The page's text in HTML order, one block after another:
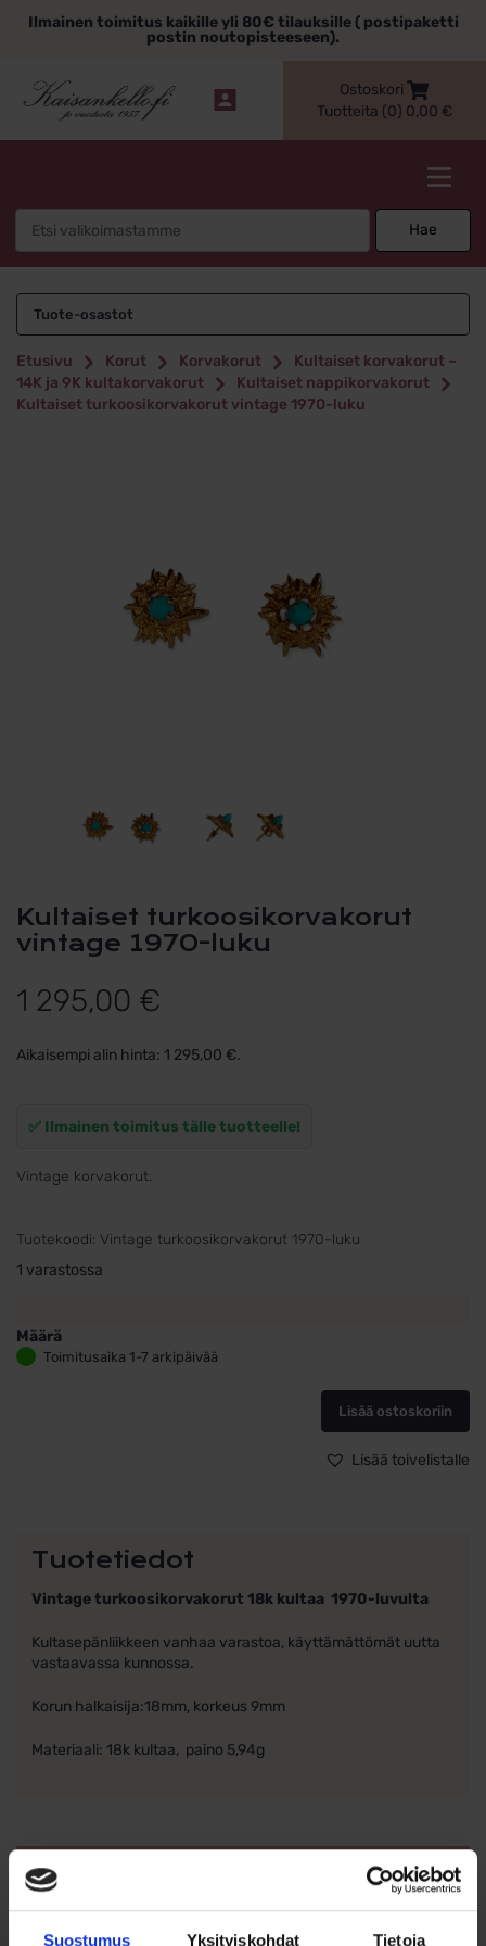
Suostumus Yksityiskohdat Tietoja
sisältöönIlmainen toimitus kaikille yli 80€ tilauksille ( postipaketti
postin noutopisteeseen).
Ostoskori
Tuotteita (0) 0,00 €
Hae
Tuote-osastot
Etusivu Korut Korvakorut
Kultaiset korvakorut –
14K ja 9K kultakorvakorut
Kultaiset nappikorvakorut
Kultaiset turkoosikorvakorut vintage 1970-luku
Kultaiset turkoosikorvakorut
vintage 1970-luku
1 295,00 €
Aikaisempi alin hinta: 1 295,00 €.
✅ Ilmainen toimitus tälle tuotteelle!
Vintage korvakorut.
Tuotekoodi: Vintage turkoosikorvakorut 1970-luku
1 varastossa
Määrä
KultaisetToimitusaika 1-7 arkipäivää
Lisää ostoskoriin
Lisää toivelistalle
Tuotetiedot
Vintage turkoosikorvakorut 18k kultaa 1970-luvulta
Kultasepänliikkeen vanhaa varastoa, käyttämättömät uutta
vastaavassa kunnossa.
Korun halkaisija:18mm, korkeus 9mm
Materiaali: 18k kultaa, paino 5,94g
Ohjeita sormuksen tai korun
koon valintaan